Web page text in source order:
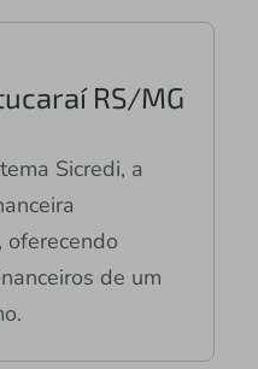
RS/MG
Sicredi, a
oferecendo
de um